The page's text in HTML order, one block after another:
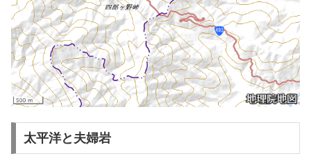
太平洋と夫婦岩